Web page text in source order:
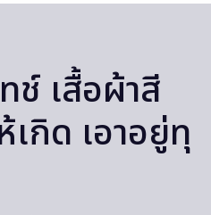
ช์ เสื้อผ้าสี
เกิด เอาอยู่ทุ